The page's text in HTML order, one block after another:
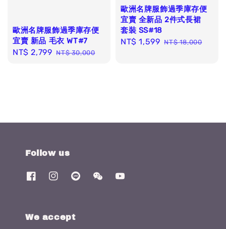
歐洲名牌服飾過季庫存便
宜賣 新品 毛衣 WT#7
Sale
NT$ 2,799 Regular
NT$ 30,000
歐洲名牌服飾過季庫存便
宜賣 全新品 2件式長裙
套裝 SS#18
Sale
NT$ 1,599 Regular
NT$ 18,000
Follow us
We accept